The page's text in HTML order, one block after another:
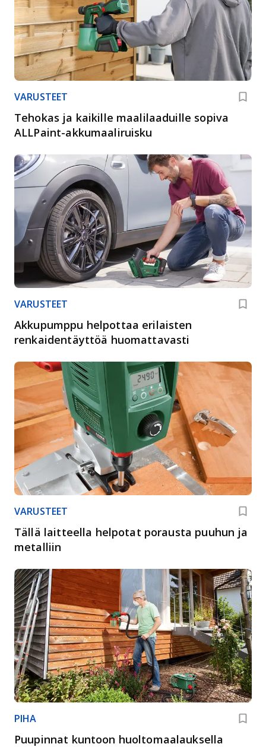
VARUSTEET
Tehokas ja kaikille maalilaaduille sopiva
ALLPaint-akkumaaliruisku
VARUSTEET
Akkupumppu helpottaa erilaisten
renkaidentäyttöä huomattavasti
VARUSTEET
Tällä laitteella helpotat porausta puuhun ja
metalliin
PIHA
Puupinnat kuntoon huoltomaalauksella